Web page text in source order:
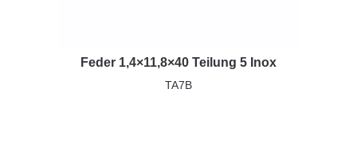
Feder 1,4×11,8×40 Teilung 5 Inox
TA7B